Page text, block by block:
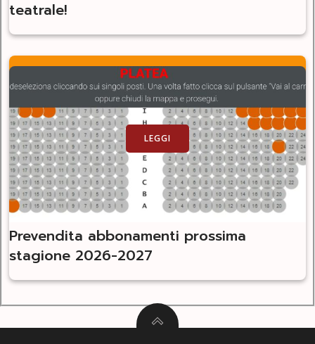
teatrale!
LEGGI
Prevendita abbonamenti prossima
stagione 2026-2027